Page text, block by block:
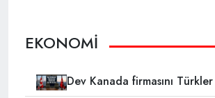
EKONOMİ
Dev Kanada firmasını Türkler